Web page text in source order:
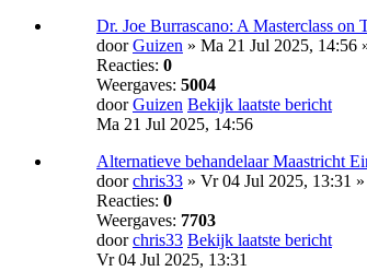
Dr. Joe Burrascano: A Masterclass on
doorGuizen » Ma 21 Jul 2025, 14:56
Reacties: 0
Weergaves: 5004
doorGuizen Bekijk laatste bericht
Ma 21 Jul 2025, 14:56
Alternatieve behandelaar Maastricht
doorchris33 » Vr 04 Jul 2025, 13:31
Reacties: 0
Weergaves: 7703
doorchris33 Bekijk laatste bericht
Vr 04 Jul 2025, 13:31